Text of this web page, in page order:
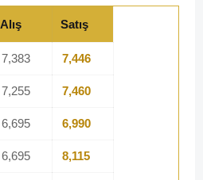
Alış Satış
7,383 7,446
7,255 7,460
6,695 6,990
6,695 8,115